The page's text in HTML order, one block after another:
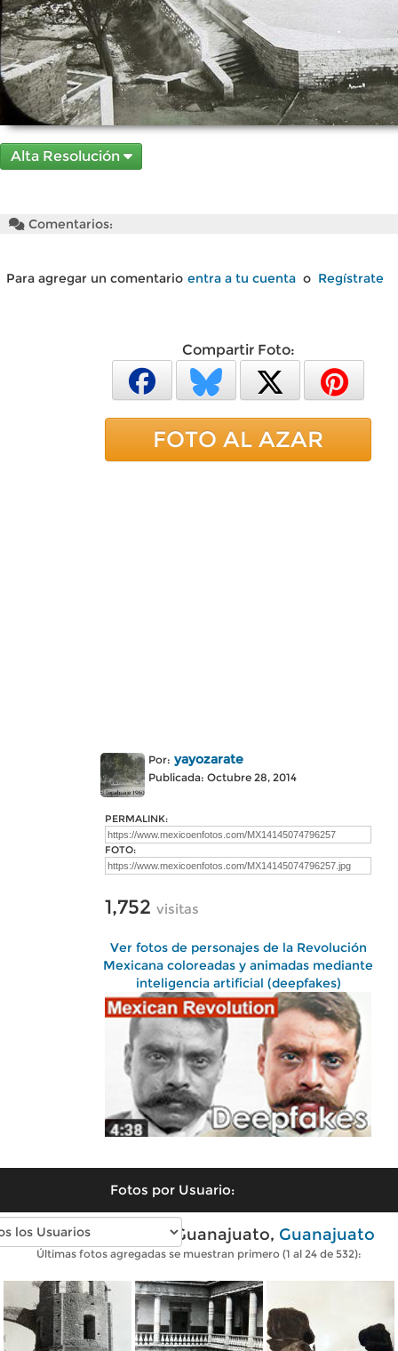
Alta Resolución
Comentarios:
Para agregar un comentario entra a tu cuenta o Regístrate
Compartir Foto:
FOTO AL AZAR
Por: yayozarate
Publicada: Octubre 28, 2014
PERMALINK:
FOTO:
1,752 visitas
Ver fotos de personajes de la Revolución
Mexicana coloreadas y animadas mediante
inteligencia artificial (deepfakes)
Fotos por Usuario:
Fotos antiguas de Guanajuato, Guanajuato
Últimas fotos agregadas se muestran primero (1 al 24 de 532):